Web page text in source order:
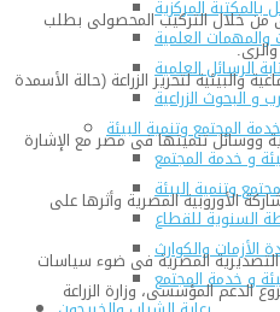
بالمكتبة المركزية
والمهمات العلمية
الرسائل العلمية
و البحوث الزراعية
خدمة المجتمع وتنمية البيئة
و خدمة المجتمع
وتنمية البيئة
السنوية للقطاع
الأزمات والكوارث
و خدمة المجتمع
من خلال التركيب المحصولى بطلب
والبيئية لتحرير الزراعة (حالة الأسمدة
ووسائل تنميتها فى مصر مع الإشارة
الأوروبية المصرية وأثرها على
التصديرية المصرية فى ضوء سياسات
الدعم المؤسسى، وزارة الزراعة